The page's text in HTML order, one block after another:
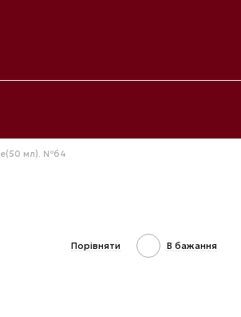
мл). №64
Порівняти В бажання